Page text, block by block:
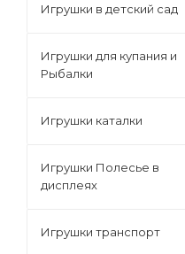
Игрушки в детский сад
Игрушки для купания и
Рыбалки
Игрушки каталки
Игрушки Полесье в
дисплеях
Игрушки транспорт